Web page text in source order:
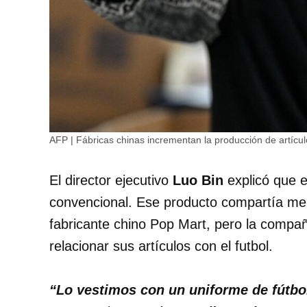
AFP | Fábricas chinas incrementan la producción de
El director ejecutivo Luo Bin explicó que
convencional. Ese producto compartía
fabricante chino Pop Mart, pero la
relacionar sus artículos con el futbol.
“Lo vestimos con un uniforme de